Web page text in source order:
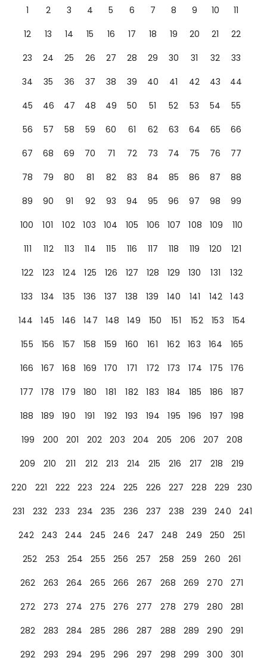
1 2 3 4 5 6 7 8 9 10
11
12
13 14 15 16 17 18 19 20 21
22
23
24 25 26 27 28 29 30 31 32
33
34
35 36 37 38 39 40 41 42 43
44
45
46 47 48 49 50 51 52 53 54
55
56
57 58 59 60 61 62 63 64 65
66
67
68 69 70 71 72 73 74 75 76
77
78
79 80 81 82 83 84 85 86 87
88
89
90 91 92 93 94 95 96 97 98
99
100
101 102 103 104 105 106 107 108 109
110
111
112 113 114 115 116 117 118 119 120
121
122
123 124 125 126 127 128 129 130 131
132
133
134 135 136 137 138 139 140 141 142
143
144
145 146 147 148 149 150 151 152 153
154
155
156 157 158 159 160 161 162 163 164
165
166
167 168 169 170 171 172 173 174 175
176
177
178 179 180 181 182 183 184 185 186
187
188
189 190 191 192 193 194 195 196 197
198
199
200 201 202 203 204 205 206 207
208
209
210 211 212 213 214 215 216 217 218
219
220
221 222 223 224 225 226 227 228 229
230
231
232 233 234 235 236 237 238 239 240
241
242
243 244 245 246 247 248 249 250
251
252
253 254 255 256 257 258 259 260
261
262
263 264 265 266 267 268 269 270
271
272
273 274 275 276 277 278 279 280
281
282
283 284 285 286 287 288 289 290
291
292
293 294 295 296 297 298 299 300 301